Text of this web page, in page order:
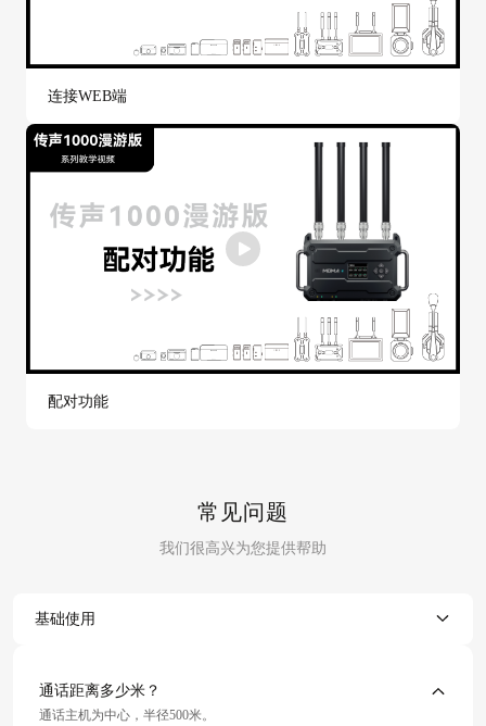
连接WEB端
配对功能
常见问题
我们很高兴为您提供帮助
基础使用
通话距离多少米？
通话主机为中心，半径500米。